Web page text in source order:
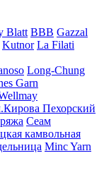
Blatt BBB Gazzal
Kutnor La Filati
Long-Chung
Garn
Пехорский
Сеам
камвольная
Minc Yarn